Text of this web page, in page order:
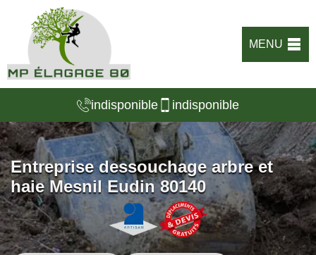
MENU
indisponible indisponible
Entreprise dessouchage arbre et
haie Mesnil Eudin 80140